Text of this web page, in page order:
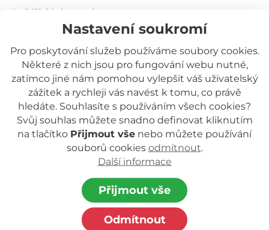
Nastavení soukromí
Pro poskytování služeb používáme soubory cookies.
Některé z nich jsou pro fungování webu nutné,
zatímco jiné nám pomohou vylepšit váš uživatelský
zážitek a rychleji vás navést k tomu, co právě
hledáte. Souhlasíte s používáním všech cookies?
Svůj souhlas můžete snadno definovat kliknutím
na tlačítko Přijmout vše nebo můžete používání
souborů cookies odmítnout.
Další informace
Přijmout vše
Odmítnout
Přihlásit trvale
Zapomněli jste heslo?
Jihočeská rozvojová o.p.s.
nezisková organizace poskytující podporu
dětem a rodinám.
Zapsaná v rejstříku o.p.s. vedeném Krajským